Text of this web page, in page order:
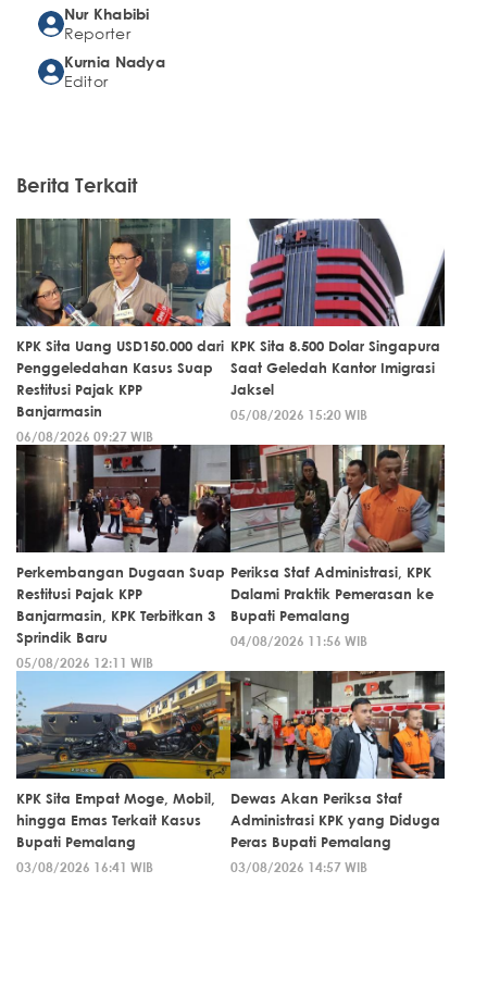
Nur Khabibi
Reporter
Kurnia Nadya
Editor
Berita Terkait
KPK Sita Uang USD150.000 dari
Penggeledahan Kasus Suap
Restitusi Pajak KPP
Banjarmasin
06/08/2026 09:27 WIB
KPK Sita 8.500 Dolar Singapura
Saat Geledah Kantor Imigrasi
Jaksel
05/08/2026 15:20 WIB
Perkembangan Dugaan Suap
Restitusi Pajak KPP
Banjarmasin, KPK Terbitkan 3
Sprindik Baru
05/08/2026 12:11 WIB
Periksa Staf Administrasi, KPK
Dalami Praktik Pemerasan ke
Bupati Pemalang
04/08/2026 11:56 WIB
KPK Sita Empat Moge, Mobil,
hingga Emas Terkait Kasus
Bupati Pemalang
03/08/2026 16:41 WIB
Dewas Akan Periksa Staf
Administrasi KPK yang Diduga
Peras Bupati Pemalang
03/08/2026 14:57 WIB